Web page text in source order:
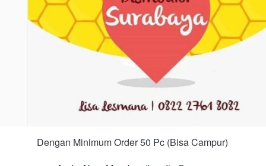
Dengan Minimum Order 50 Pc (Bisa Campur)